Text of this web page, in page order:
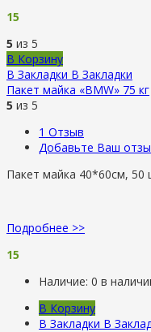
15
5 из 5
В Корзину
В Закладки В Закладки
Пакет майка «BMW» 75 кг
5 из 5
1 Отзыв
Добавьте Ваш
Пакет майка 40*60см, 50
Подробнее >>
15
Наличие: 0 в
В Корзину
В Закладки В